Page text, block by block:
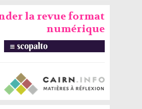
la revue format
numérique